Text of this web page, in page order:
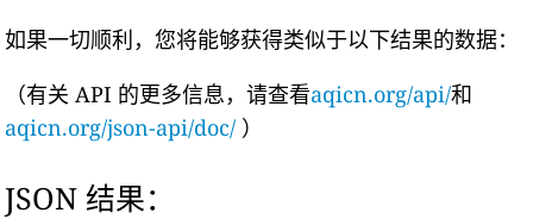
如果一切顺利，您将能够获得类似于以下结果的数据：
（有关 API 的更多信息，请查看aqicn.org/api/和
aqicn.org/json-api/doc/ ）
JSON 结果：